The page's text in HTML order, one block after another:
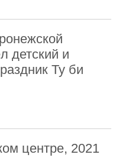
детский и
Ту би
центре, 2021